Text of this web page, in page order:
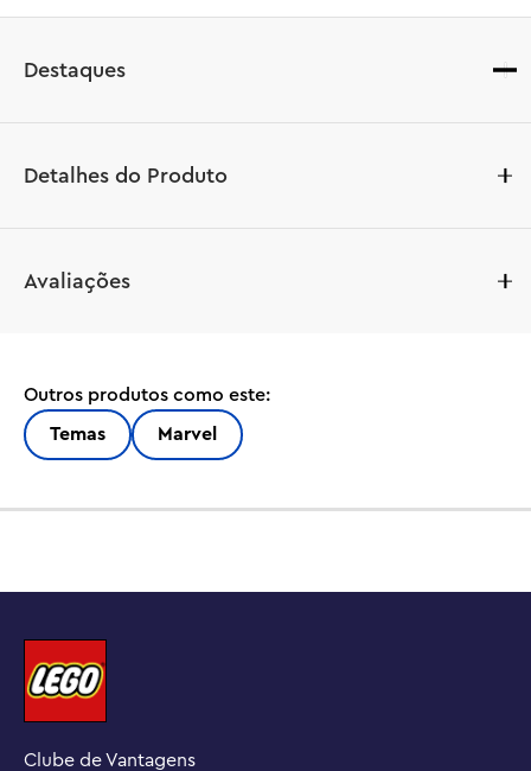
Destaques
Detalhes do Produto
para entusiastas adultos é uma recriação detalhada do
A X-Mansion X-Men de 2 andares e 3.093 peças mede
mais de 40 cm de largura e apresenta uma figura
X, Wolverine, Jean Grey, Ciclope, Tempestade, Gambit,
esquerda da X-Mansion, fica a instalação de treinamento
Danger Room, que é acessada por uma porta deslizante
Avaliações
Outros produtos como este:
Temas Marvel
Clube de Vantagens